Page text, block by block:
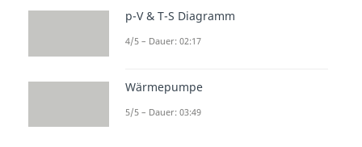
p-V & T-S Diagramm
4/5 – Dauer: 02:17
Wärmepumpe
5/5 – Dauer: 03:49